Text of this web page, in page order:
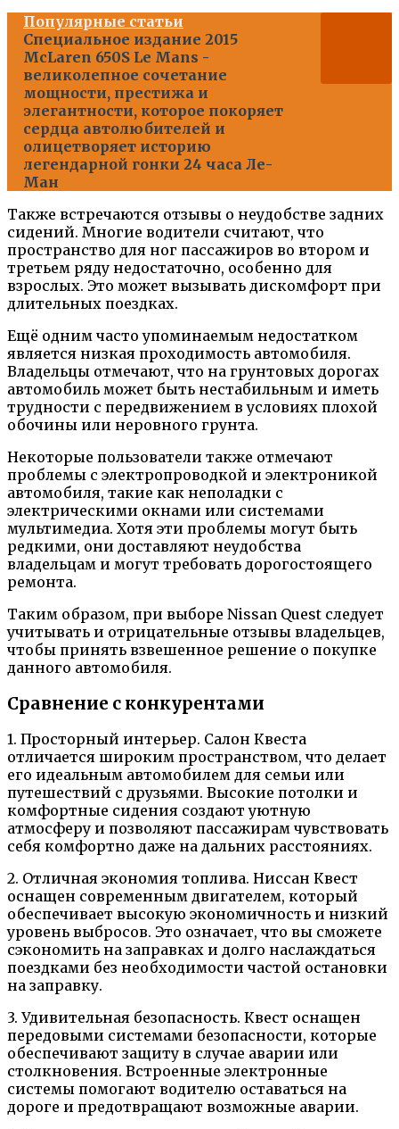
Популярные статьи
Специальное издание 2015
McLaren 650S Le Mans -
великолепное сочетание
мощности, престижа и
элегантности, которое покоряет
сердца автолюбителей и
олицетворяет историю
легендарной гонки 24 часа Ле-
Ман
Также встречаются отзывы о неудобстве задних
сидений. Многие водители считают, что
пространство для ног пассажиров во втором и
третьем ряду недостаточно, особенно для
взрослых. Это может вызывать дискомфорт при
длительных поездках.
Ещё одним часто упоминаемым недостатком
является низкая проходимость автомобиля.
Владельцы отмечают, что на грунтовых дорогах
автомобиль может быть нестабильным и иметь
трудности с передвижением в условиях плохой
обочины или неровного грунта.
Некоторые пользователи также отмечают
проблемы с электропроводкой и электроникой
автомобиля, такие как неполадки с
электрическими окнами или системами
мультимедиа. Хотя эти проблемы могут быть
редкими, они доставляют неудобства
владельцам и могут требовать дорогостоящего
ремонта.
Таким образом, при выборе Nissan Quest следует
учитывать и отрицательные отзывы владельцев,
чтобы принять взвешенное решение о покупке
данного автомобиля.
Сравнение с конкурентами
1. Просторный интерьер. Салон Квеста
отличается широким пространством, что делает
его идеальным автомобилем для семьи или
путешествий с друзьями. Высокие потолки и
комфортные сидения создают уютную
атмосферу и позволяют пассажирам чувствовать
себя комфортно даже на дальних расстояниях.
2. Отличная экономия топлива. Ниссан Квест
оснащен современным двигателем, который
обеспечивает высокую экономичность и низкий
уровень выбросов. Это означает, что вы сможете
сэкономить на заправках и долго наслаждаться
поездками без необходимости частой остановки
на заправку.
3. Удивительная безопасность. Квест оснащен
передовыми системами безопасности, которые
обеспечивают защиту в случае аварии или
столкновения. Встроенные электронные
системы помогают водителю оставаться на
дороге и предотвращают возможные аварии.